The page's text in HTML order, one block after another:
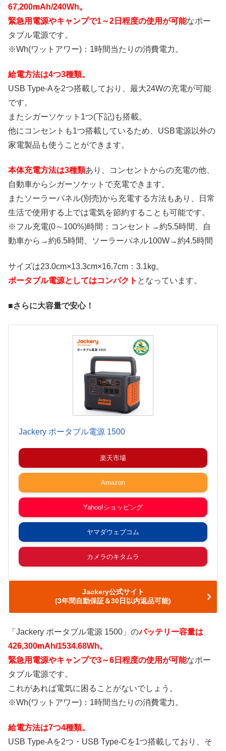
67,200mAh/240Wh。
緊急用電源やキャンプで1～2日程度の使用が可能なポー
タブル電源です。
※Wh(ワットアワー)：1時間当たりの消費電力。
給電方法は4つ3種類。
USB Type-Aを2つ搭載しており、最大24Wの充電が可能
です。
またシガーソケット1つ(下記)も搭載。
他にコンセントも1つ搭載しているため、USB電源以外の
家電製品も使うことができます。
本体充電方法は3種類あり、コンセントからの充電の他、
自動車からシガーソケットで充電できます。
またソーラーパネル(別売)から充電する方法もあり、日常
生活で使用する上では電気を節約することも可能です。
※フル充電(0～100%)時間：コンセント→約5.5時間、自
動車から→約6.5時間、ソーラーパネル100W→約4.5時間
サイズは23.0cm×13.3cm×16.7cm：3.1kg。
ポータブル電源としてはコンパクト となっています。
■さらに大容量で安心！
Jackery ポータブル電源 1500
楽天市場
Amazon
Yahoo!ショッピング
ヤマダウェブコム
カメラのキタムラ
Jackery公式サイト
(3年間自動保証＆30日以内返品可能)
「Jackery ポータブル電源 1500」のバッテリー容量は
426,300mAh/1534.68Wh。
緊急用電源やキャンプで3～6日程度の使用が可能なポー
タブル電源です。
これがあれば電気に困ることがないでしょう。
※Wh(ワットアワー)：1時間当たりの消費電力。
給電方法は7つ4種類。
USB Type-Aを2つ・USB Type-Cを1つ搭載しており、そ